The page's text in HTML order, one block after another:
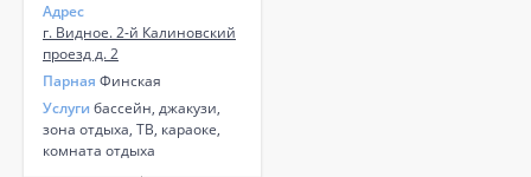
Адрес
г. Видное. 2-й Калиновский
проезд д. 2
Парная Финская
Услуги бассейн, джакузи,
зона отдыха, ТВ, караоке,
комната отдыха